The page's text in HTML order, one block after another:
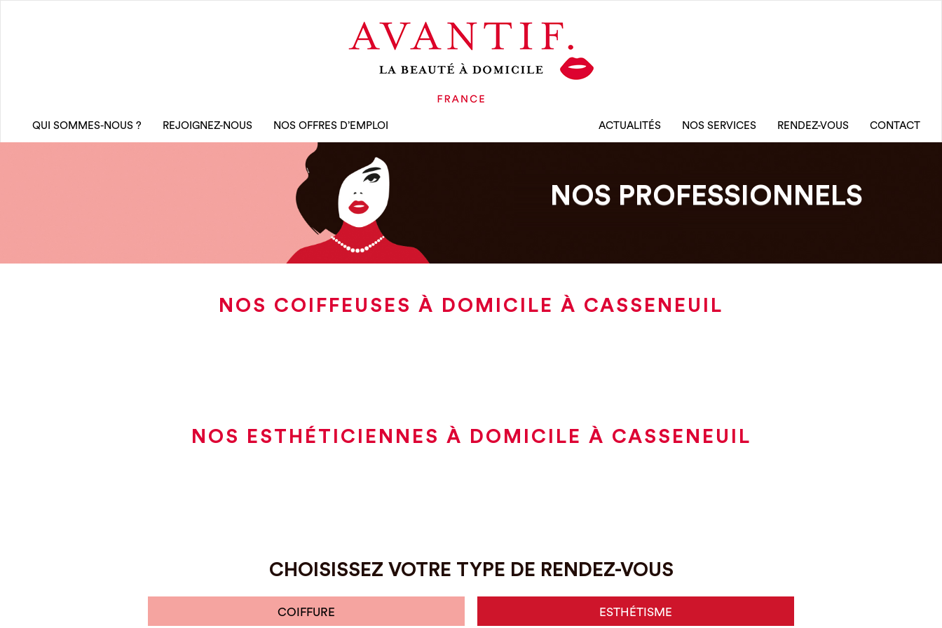
QUI SOMMES-NOUS ? REJOIGNEZ-NOUS NOS OFFRES D’EMPLOI ACTUALITÉS NOS SERVICES RENDEZ-VOUS CONTACT
NOS PROFESSIONNELS
NOS COIFFEUSES À DOMICILE À CASSENEUIL
NOS ESTHÉTICIENNES À DOMICILE À CASSENEUIL
CHOISISSEZ VOTRE TYPE DE RENDEZ-VOUS
COIFFURE ESTHÉTISME